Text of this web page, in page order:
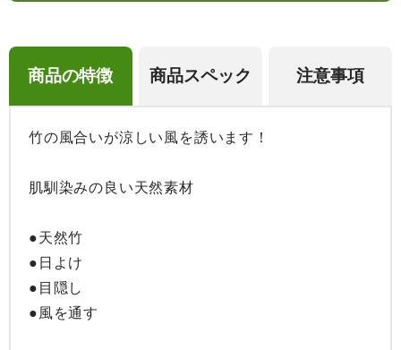
商品の特徴 商品スペック 注意事項
竹の風合いが涼しい風を誘います！
肌馴染みの良い天然素材
●天然竹
●日よけ
●目隠し
●風を通す